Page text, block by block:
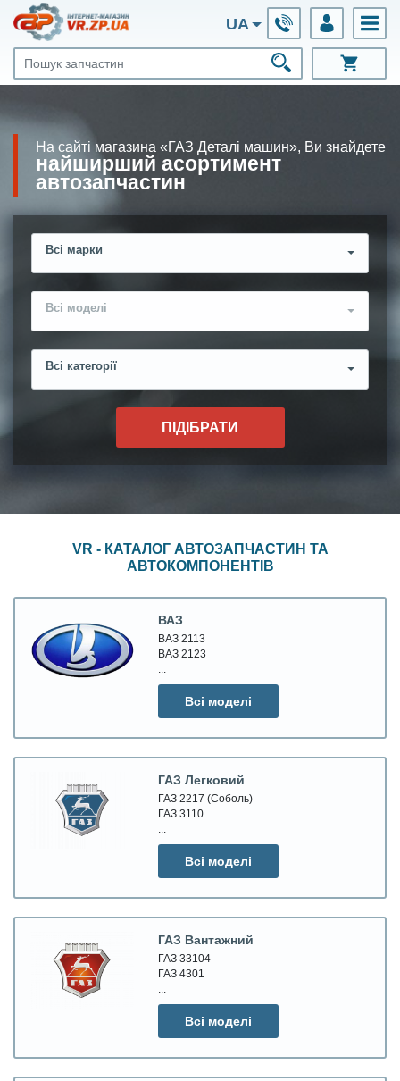
UA
На сайті магазина «ГАЗ Деталі машин», Ви знайдете
найширший асортимент
автозапчастин
Всі марки
Всі моделі
Всі категорії
ПІДІБРАТИ
VR - КАТАЛОГ АВТОЗАПЧАСТИН ТА
АВТОКОМПОНЕНТІВ
ВАЗ
ВАЗ 2113
ВАЗ 2123
Всі моделі
ГАЗ Легковий
ГАЗ 2217 (Соболь)
ГАЗ 3110
Всі моделі
ГАЗ Вантажний
ГАЗ 33104
ГАЗ 4301
Всі моделі